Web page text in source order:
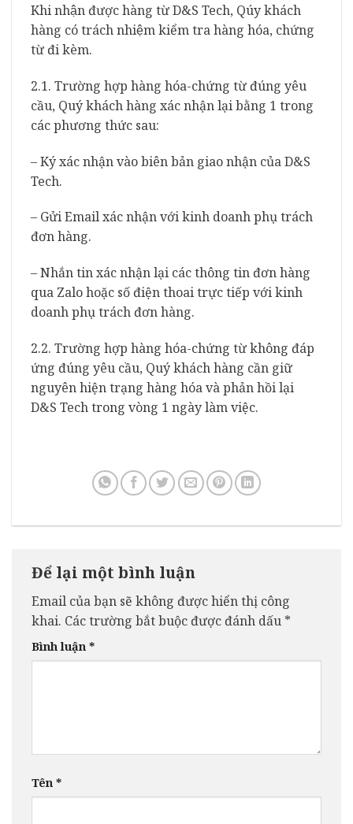
Khi nhận được hàng từ D&S Tech, Qúy khách
hàng có trách nhiệm kiểm tra hàng hóa, chứng
từ đi kèm.
2.1. Trường hợp hàng hóa-chứng từ đúng yêu
cầu, Quý khách hàng xác nhận lại bằng 1 trong
các phương thức sau:
– Ký xác nhận vào biên bản giao nhận của D&S
Tech.
– Gửi Email xác nhận với kinh doanh phụ trách
đơn hàng.
– Nhắn tin xác nhận lại các thông tin đơn hàng
qua Zalo hoặc số điện thoai trực tiếp với kinh
doanh phụ trách đơn hàng.
2.2. Trường hợp hàng hóa-chứng từ không đáp
ứng đúng yêu cầu, Quý khách hàng cần giữ
nguyên hiện trạng hàng hóa và phản hồi lại
D&S Tech trong vòng 1 ngày làm việc.
Để lại một bình luận
Email của bạn sẽ không được hiển thị công
khai. Các trường bắt buộc được đánh dấu *
Bình luận *
Tên *